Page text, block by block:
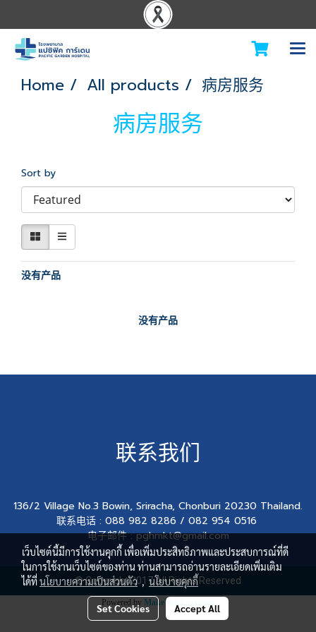
Home All products 病房服务
病房服务
Sort by
没有产品
没有产品
联系我们
136/2 Village No.3 Bowin, Sriracha, Chonburi 20230 Thailand.
联系电话 : 088 982 8286 / 082 954 0516
电子邮件 : pghmkt@gmail.com
© Copyright 2017 All Rights Reserved
Powered by MakeWebEasy.com
เว็บไซต์นี้มีการใช้งานคุกกี้ เพื่อเพิ่มประสิทธิภาพและประสบการณ์ที่ดี
ในการใช้งานเว็บไซต์ของท่าน ท่านสามารถอ่านรายละเอียดเพิ่มเติม
ได้ที่นโยบายความเป็นส่วนตัว,นโยบายคุกกี้
Set Cookies Accept All